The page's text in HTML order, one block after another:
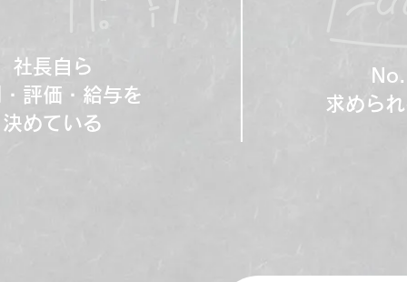
求めら
社長自ら
評価・給与を
決めている